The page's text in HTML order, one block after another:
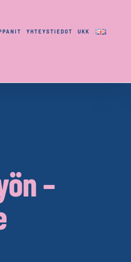
YHTEYSTIEDOT UKK
–